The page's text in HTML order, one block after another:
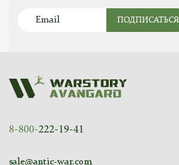
ПОДПИСАТЬСЯ
8-800-222-19-41
sale@antic-war.com